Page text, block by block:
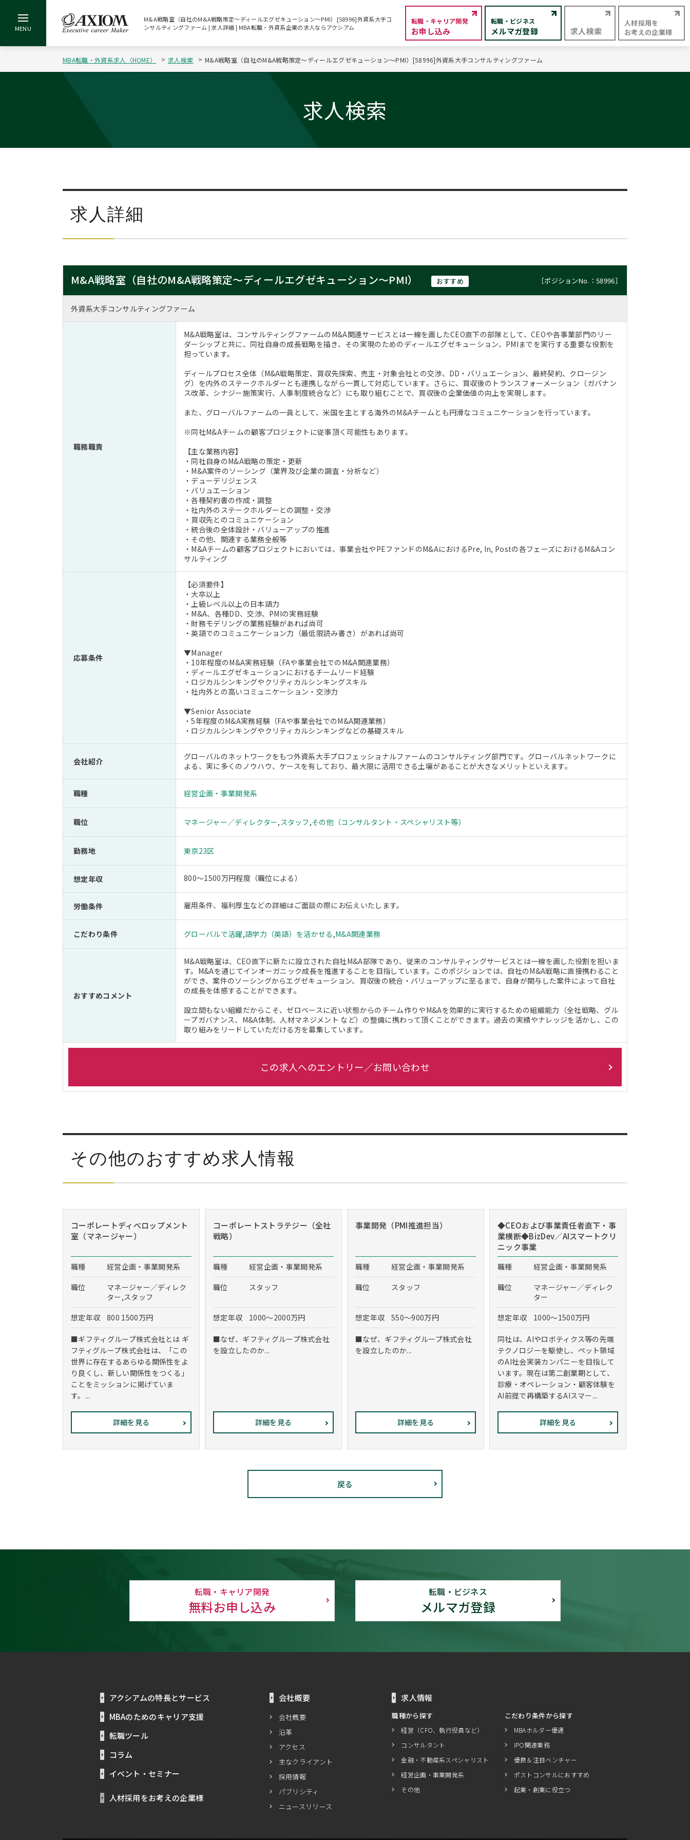
M&A戦略室（自社のM&A戦略策定～ディールエグゼキューション～PMI）[58996]外資系大手コ
ンサルティングファーム | 求人詳細 | MBA転職・外資系企業の求人ならアクシアム
転職・キャリア開発
お申し込み
転職・ビジネス
メルマガ登録 求人検索
人材採用を
お考えの企業様
MBA転職・外資系求人（HOME） 求人検索 M&A戦略室（自社のM&A戦略策定～ディールエグゼキューション～PMI）[58996]外資系大手コンサルティングファーム
求人検索
求人詳細
M&A戦略室（自社のM&A戦略策定～ディールエグゼキューション～PMI） おすすめ ［ポジションNo.：58996］
外資系大手コンサルティングファーム
職務職責
M&A戦略室は、コンサルティングファームのM&A関連サービスとは一線を画したCEO直下の部隊として、CEOや各事業部門のリー
ダーシップと共に、同社自身の成長戦略を描き、その実現のためのディールエグゼキューション、PMIまでを実行する重要な役割を
担っています。
ディールプロセス全体（M&A戦略策定、買収先探索、売主・対象会社との交渉、DD・バリュエーション、最終契約、クロージン
グ）を内外のステークホルダーとも連携しながら一貫して対応しています。さらに、買収後のトランスフォーメーション（ガバナン
ス改革、シナジー施策実行、人事制度統合など）にも取り組むことで、買収後の企業価値の向上を実現します。
また、グローバルファームの一員として、米国を主とする海外のM&Aチームとも円滑なコミュニケーションを行っています。
※同社M&Aチームの顧客プロジェクトに従事頂く可能性もあります。
【主な業務内容】
・同社自身のM&A戦略の策定・更新
・M&A案件のソーシング（業界及び企業の調査・分析など）
・デューデリジェンス
・バリュエーション
・各種契約書の作成・調整
・社内外のステークホルダーとの調整・交渉
・買収先とのコミュニケーション
・統合後の全体設計・バリューアップの推進
・その他、関連する業務全般等
・M&Aチームの顧客プロジェクトにおいては、事業会社やPEファンドのM&AにおけるPre, In, Postの各フェーズにおけるM&Aコン
サルティング
応募条件
【必須要件】
・大卒以上
・上級レベル以上の日本語力
・M&A、各種DD、交渉、PMIの実務経験
・財務モデリングの業務経験があれば尚可
・英語でのコミュニケーション力（最低限読み書き）があれば尚可
▼Manager
・10年程度のM&A実務経験（FAや事業会社でのM&A関連業務）
・ディールエグゼキューションにおけるチームリード経験
・ロジカルシンキングやクリティカルシンキングスキル
・社内外との高いコミュニケーション・交渉力
▼Senior Associate
・5年程度のM&A実務経験（FAや事業会社でのM&A関連業務）
・ロジカルシンキングやクリティカルシンキングなどの基礎スキル
会社紹介
グローバルのネットワークをもつ外資系大手プロフェッショナルファームのコンサルティング部門です。グローバルネットワークに
よる、実に多くのノウハウ、ケースを有しており、最大限に活用できる土壌があることが大きなメリットといえます。
職種 経営企画・事業開発系
職位 マネージャー／ディレクター,スタッフ ,その他（コンサルタント・スペシャリスト等）
勤務地 東京23区
想定年収 800～1500万円程度（職位による）
労働条件 雇用条件、福利厚生などの詳細はご面談の際にお伝えいたします。
こだわり条件 グローバルで活躍,語学力（英語）を活かせる ,M&A関連業務
おすすめコメント
M&A戦略室は、CEO直下に新たに設立された自社M&A部隊であり、従来のコンサルティングサービスとは一線を画した役割を担いま
す。M&Aを通じてインオーガニック成長を推進することを目指しています。このポジションでは、自社のM&A戦略に直接携わること
ができ、案件のソーシングからエグゼキューション、買収後の統合・バリューアップに至るまで、自身が関与した案件によって自社
の成長を体感することができます。
設立間もない組織だからこそ、ゼロベースに近い状態からのチーム作りやM&Aを効果的に実行するための組織能力（全社戦略、グル
ープガバナンス、M&A体制、人材マネジメント など）の整備に携わって頂くことができます。過去の実績やナレッジを活かし、この
取り組みをリードしていただける方を募集しています。
この求人へのエントリー／お問い合わせ
その他のおすすめ求人情報
コーポレートディべロップメント
室（マネージャー）
職種
経営企画・事業開発系
職位
マネージャー／ディレク
ター,スタッフ
想定年収
800 1500万円
■ギフティグループ株式会社とは ギ
フティグループ株式会社は、「この
世界に存在するあらゆる関係性をよ
り良くし、新しい関係性をつくる」
ことをミッションに掲げていま
す。...
詳細を見る
コーポレートストラテジー（全社
戦略）
職種
経営企画・事業開発系
職位
スタッフ
想定年収 1000～2000万円
■なぜ、ギフティグループ株式会社
を設立したのか...
詳細を見る
事業開発（PMI推進担当）
職種
経営企画・事業開発系
職位
スタッフ
想定年収 550～900万円
■なぜ、ギフティグループ株式会社
を設立したのか...
詳細を見る
◆CEOおよび事業責任者直下・事
業横断◆BizDev／AIスマートクリ
ニック事業
職種
経営企画・事業開発系
職位
マネージャー／ディレク
ター
想定年収
1000～1500万円
同社は、AIやロボティクス等の先端
テクノロジーを駆使し、ペット領域
のAI社会実装カンパニーを目指して
います。現在は第二創業期として、
診療・オペレーション・顧客体験を
AI前提で再構築するAIスマー...
詳細を見る
戻る
転職・キャリア開発
無料お申し込み
転職・ビジネス
メルマガ登録
アクシアムの特長とサービス
MBAのためのキャリア支援
転職ツール
コラム
イベント・セミナー
人材採用をお考えの企業様
会社概要
会社概要
沿革
アクセス
主なクライアント
採用情報
パブリシティ
ニュースリリース
求人情報
職種から探す
経営（CFO、執行役員など）
コンサルタント
金融・不動産系スペシャリスト
経営企画・事業開発系
その他
こだわり条件から探す
MBAホルダー優遇
IPO関連業務
優良＆注目ベンチャー
ポストコンサルにおすすめ
起業・創業に役立つ